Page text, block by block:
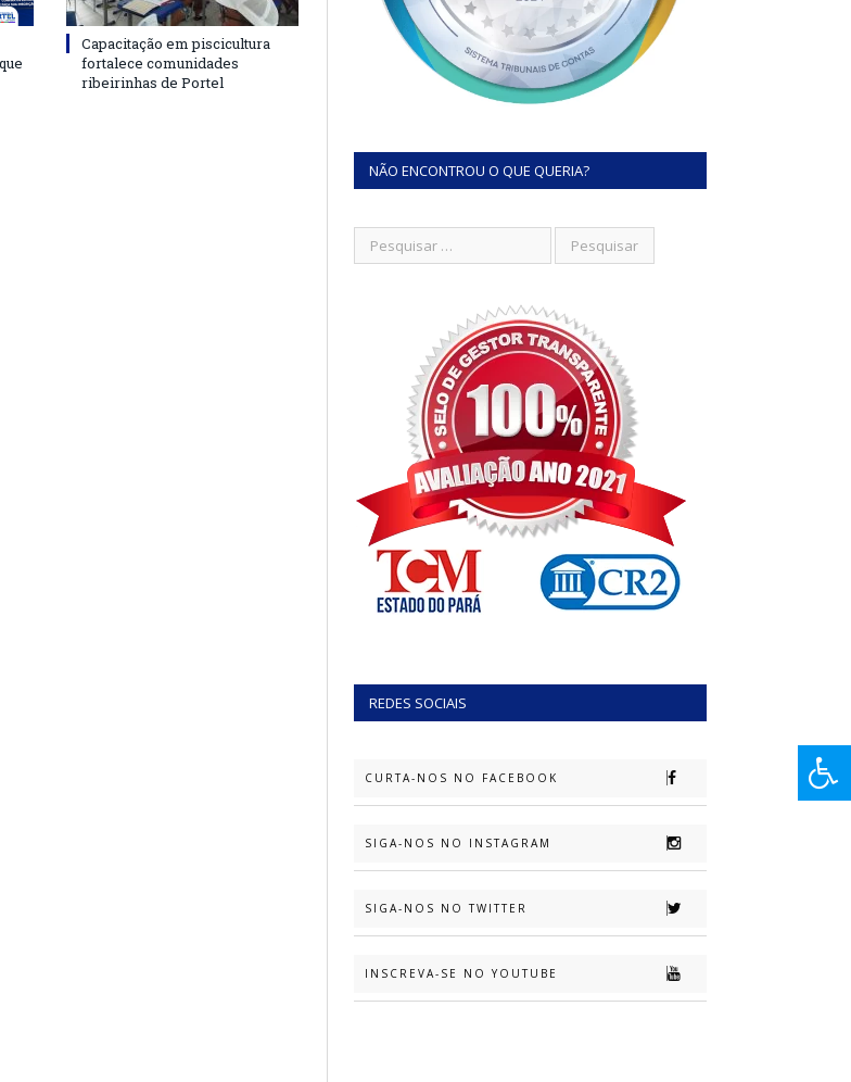
Capacitação em piscicultura
fortalece comunidades
ribeirinhas de Portel
NÃO ENCONTROU O QUE QUERIA?
REDES SOCIAIS
CURTA-NOS NO FACEBOOK
SIGA-NOS NO INSTAGRAM
SIGA-NOS NO TWITTER
INSCREVA-SE NO YOUTUBE